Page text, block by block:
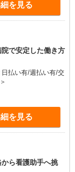
を見る
で安定した働き方
払い有/週払い有/交
を見る
ら看護助手へ挑